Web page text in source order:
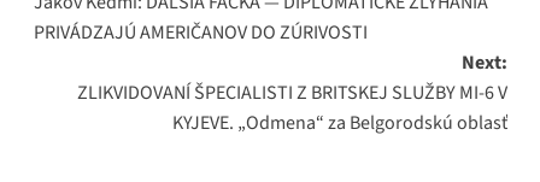
navigation
PRIVÁDZAJÚ AMERIČANOV DO ZÚRIVOSTI
Next:
ZLIKVIDOVANÍ ŠPECIALISTI Z BRITSKEJ SLUŽBY MI-6 V
KYJEVE. „Odmena“ za Belgorodskú oblasť